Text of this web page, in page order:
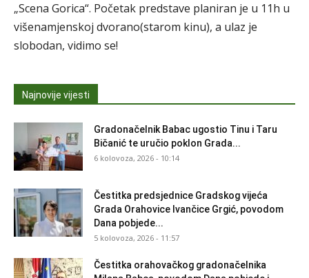
„Scena Gorica“. Početak predstave planiran je u 11h u
višenamjenskoj dvorano(starom kinu), a ulaz je
slobodan, vidimo se!
Najnovije vijesti
Gradonačelnik Babac ugostio Tinu i Taru
Bičanić te uručio poklon Grada...
6 kolovoza, 2026 - 10:14
Čestitka predsjednice Gradskog vijeća
Grada Orahovice Ivančice Grgić, povodom
Dana pobjede...
5 kolovoza, 2026 - 11:57
Čestitka orahovačkog gradonačelnika